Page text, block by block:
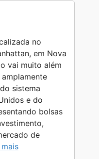
i
n
k
no
em Nova
vai muito além
sistema
e do
bolsas
de